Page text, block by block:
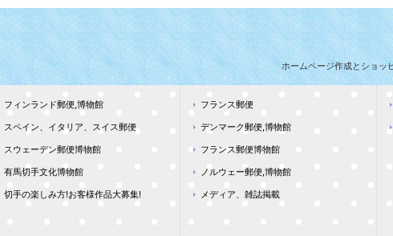
ホームページ作成とショッ
フィンランド郵便,博物館
スペイン、イタリア、スイス郵便
スウェーデン郵便博物館
有馬切手文化博物館
切手の楽しみ方!お客様作品大募集!
フランス郵便
デンマーク郵便,博物館
フランス郵便博物館
ノルウェー郵便,博物館
メディア、雑誌掲載